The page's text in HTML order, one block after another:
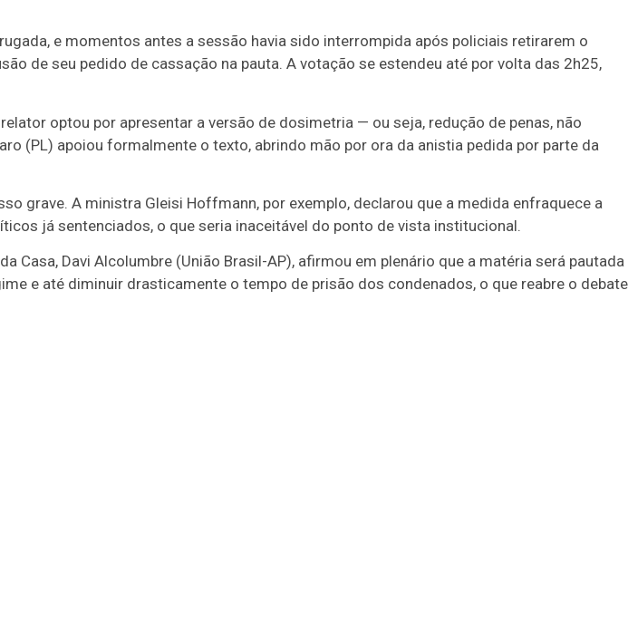
e momentos antes a sessão havia sido interrompida após policiais retirarem o
de seu pedido de cassação na pauta. A votação se estendeu até por volta das 2h25,
optou por apresentar a versão de dosimetria — ou seja, redução de penas, não
(PL) apoiou formalmente o texto, abrindo mão por ora da anistia pedida por parte da
grave. A ministra Gleisi Hoffmann, por exemplo, declarou que a medida enfraquece a
já sentenciados, o que seria inaceitável do ponto de vista institucional.
Casa, Davi Alcolumbre (União Brasil-AP), afirmou em plenário que a matéria será pautada
e até diminuir drasticamente o tempo de prisão dos condenados, o que reabre o debate